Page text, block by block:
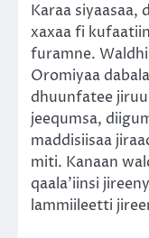
Karaa siyaasaa,
xaxaa fi
furamne.
Oromiyaa
dhuunfatee
jeequmsa,
maddisiisaa
miti. Kanaan
qaala’iinsi
lammiileetti